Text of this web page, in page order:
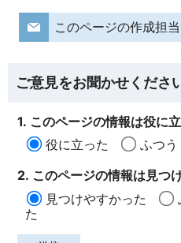
このページの作成担
ご意見をお聞かせくださ
1. このページの情報は役に
役に立った
ふつう
2. このページの情報は見つ
見つけやすかった
た